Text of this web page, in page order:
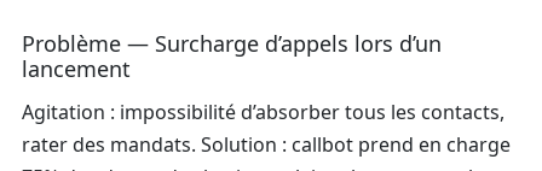
Problème — Surcharge d’appels lors d’un
lancement
Agitation : impossibilité d’absorber tous les contacts,
rater des mandats. Solution : callbot prend en charge